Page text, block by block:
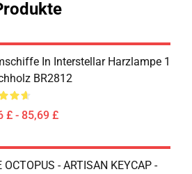
In Interstellar Harzlampe 1
BR2812
£ - 85,69 £
OCTOPUS - ARTISAN KEYCAP -